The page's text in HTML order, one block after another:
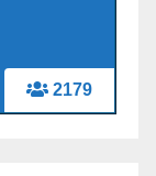
2179